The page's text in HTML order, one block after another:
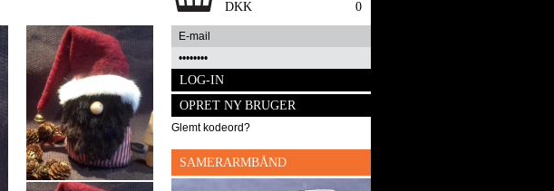
DKK
0
OPRET NY BRUGER
Glemt kodeord?
SAMERARMBÅND